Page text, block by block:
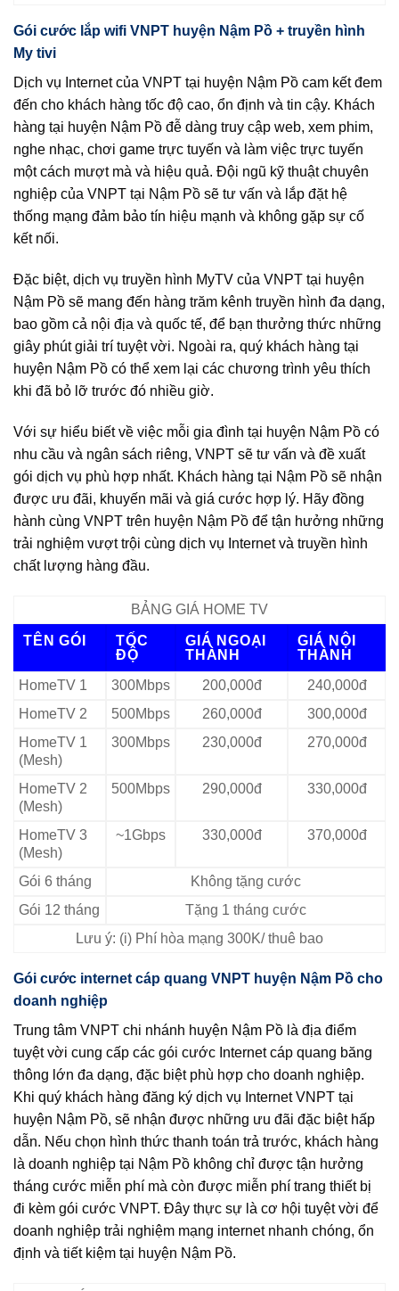
Gói cước lắp wifi VNPT huyện Nậm Pồ + truyền hình
My tivi
Dịch vụ Internet của VNPT tại huyện Nậm Pồ cam kết đem
đến cho khách hàng tốc độ cao, ổn định và tin cậy. Khách
hàng tại huyện Nậm Pồ đễ dàng truy cập web, xem phim,
nghe nhạc, chơi game trực tuyến và làm việc trực tuyến
một cách mượt mà và hiệu quả. Đội ngũ kỹ thuật chuyên
nghiệp của VNPT tại Nậm Pồ sẽ tư vấn và lắp đặt hệ
thống mạng đảm bảo tín hiệu mạnh và không gặp sự cố
kết nối.
Đặc biệt, dịch vụ truyền hình MyTV của VNPT tại huyện
Nậm Pồ sẽ mang đến hàng trăm kênh truyền hình đa dạng,
bao gồm cả nội địa và quốc tế, để bạn thưởng thức những
giây phút giải trí tuyệt vời. Ngoài ra, quý khách hàng tại
huyện Nậm Pồ có thể xem lại các chương trình yêu thích
khi đã bỏ lỡ trước đó nhiều giờ.
Với sự hiểu biết về việc mỗi gia đình tại huyện Nậm Pồ có
nhu cầu và ngân sách riêng, VNPT sẽ tư vấn và đề xuất
gói dịch vụ phù hợp nhất. Khách hàng tại Nậm Pồ sẽ nhận
được ưu đãi, khuyến mãi và giá cước hợp lý. Hãy đồng
hành cùng VNPT trên huyện Nậm Pồ để tận hưởng những
trải nghiệm vượt trội cùng dịch vụ Internet và truyền hình
chất lượng hàng đầu.
BẢNG GIÁ HOME TV
TÊN GÓI
TỐC
ĐỘ
GIÁ NGOẠI
THÀNH
GIÁ NỘI
THÀNH
HomeTV 1
300Mbps 200,000đ
240,000đ
HomeTV 2
500Mbps 260,000đ
300,000đ
HomeTV 1
(Mesh)
300Mbps 230,000đ 270,000đ
HomeTV 2
(Mesh)
500Mbps 290,000đ 330,000đ
HomeTV 3
(Mesh)
~1Gbps 330,000đ 370,000đ
Gói 6 tháng
Không tặng cước
Gói 12 tháng
Tặng 1 tháng cước
Lưu ý: (i) Phí hòa mạng 300K/ thuê bao
Gói cước internet cáp quang VNPT huyện Nậm Pồ cho
doanh nghiệp
Trung tâm VNPT chi nhánh huyện Nậm Pồ là địa điểm
tuyệt vời cung cấp các gói cước Internet cáp quang băng
thông lớn đa dạng, đặc biệt phù hợp cho doanh nghiệp.
Khi quý khách hàng đăng ký dịch vụ Internet VNPT tại
huyện Nậm Pồ, sẽ nhận được những ưu đãi đặc biệt hấp
dẫn. Nếu chọn hình thức thanh toán trả trước, khách hàng
là doanh nghiệp tại Nậm Pồ không chỉ được tận hưởng
tháng cước miễn phí mà còn được miễn phí trang thiết bị
đi kèm gói cước VNPT. Đây thực sự là cơ hội tuyệt vời để
doanh nghiệp trải nghiệm mạng internet nhanh chóng, ổn
định và tiết kiệm tại huyện Nậm Pồ.